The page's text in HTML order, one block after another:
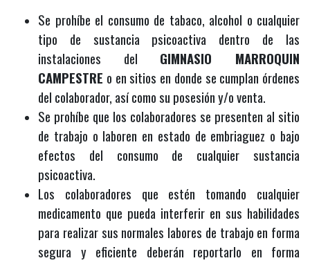
Se prohíbe el consumo de tabaco, alcohol o cualquier
tipo de sustancia psicoactiva dentro de las
instalaciones del GIMNASIO MARROQUIN
CAMPESTRE o en sitios en donde se cumplan órdenes
del colaborador, así como su posesión y/o venta.
Se prohíbe que los colaboradores se presenten al sitio
de trabajo o laboren en estado de embriaguez o bajo
efectos del consumo de cualquier sustancia
psicoactiva.
Los colaboradores que estén tomando cualquier
medicamento que pueda interferir en sus habilidades
para realizar sus normales labores de trabajo en forma
segura y eficiente deberán reportarlo en forma